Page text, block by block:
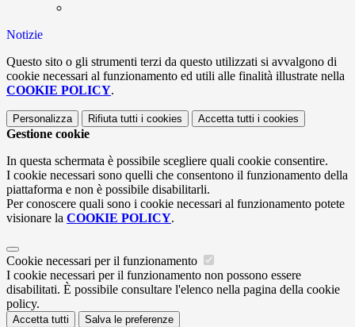
Notizie
Questo sito o gli strumenti terzi da questo utilizzati si avvalgono di
cookie necessari al funzionamento ed utili alle finalità illustrate nella
COOKIE POLICY.
Personalizza Rifiuta tutti i cookies Accetta tutti i cookies
Gestione cookie
In questa schermata è possibile scegliere quali cookie consentire.
I cookie necessari sono quelli che consentono il funzionamento della
piattaforma e non è possibile disabilitarli.
Per conoscere quali sono i cookie necessari al funzionamento potete
visionare la COOKIE POLICY.
Cookie necessari per il funzionamento
I cookie necessari per il funzionamento non possono essere
disabilitati. È possibile consultare l'elenco nella pagina della cookie
policy.
Accetta tutti Salva le preferenze